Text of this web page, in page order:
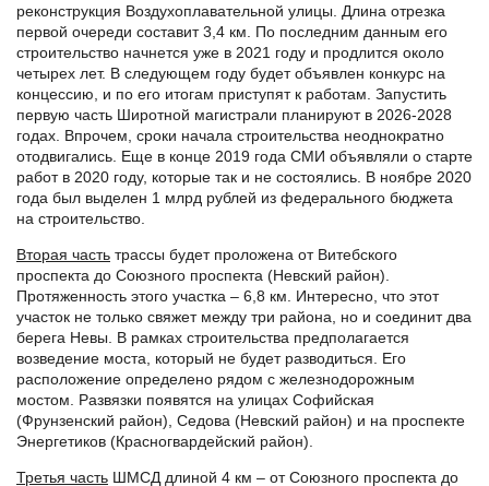
реконструкция Воздухоплавательной улицы. Длина отрезка
первой очереди составит 3,4 км. По последним данным его
строительство начнется уже в 2021 году и продлится около
четырех лет. В следующем году будет объявлен конкурс на
концессию, и по его итогам приступят к работам. Запустить
первую часть Широтной магистрали планируют в 2026-2028
годах. Впрочем, сроки начала строительства неоднократно
отодвигались. Еще в конце 2019 года СМИ объявляли о старте
работ в 2020 году, которые так и не состоялись. В ноябре 2020
года был выделен 1 млрд рублей из федерального бюджета
на строительство.
Вторая часть трассы будет проложена от Витебского
проспекта до Союзного проспекта (Невский район).
Протяженность этого участка – 6,8 км. Интересно, что этот
участок не только свяжет между три района, но и соединит два
берега Невы. В рамках строительства предполагается
возведение моста, который не будет разводиться. Его
расположение определено рядом с железнодорожным
мостом. Развязки появятся на улицах Софийская
(Фрунзенский район), Седова (Невский район) и на проспекте
Энергетиков (Красногвардейский район).
Третья часть ШМСД длиной 4 км – от Союзного проспекта до